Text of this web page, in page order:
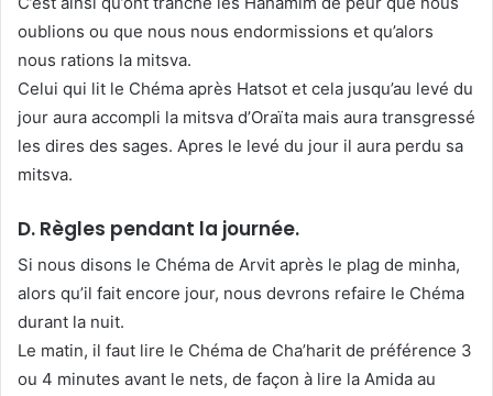
oublions ou que nous nous endormissions et qu’alors
nous rations la mitsva.
Celui qui lit le Chéma après Hatsot et cela jusqu’au levé du
jour aura accompli la mitsva d’Oraïta mais aura transgressé
les dires des sages. Apres le levé du jour il aura perdu sa
mitsva.
D. Règles pendant la journée.
Si nous disons le Chéma de Arvit après le plag de minha,
alors qu’il fait encore jour, nous devrons refaire le Chéma
durant la nuit.
Le matin, il faut lire le Chéma de Cha’harit de préférence 3
ou 4 minutes avant le nets, de façon à lire la Amida au